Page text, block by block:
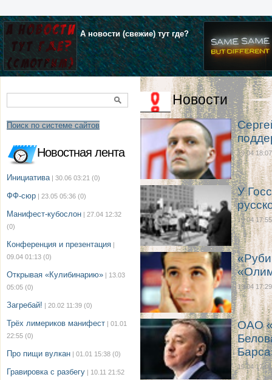
А новости (свежие) тут где?
Поиск по системе сайтов
Новостная лента
Инициатива | 30.06 03:21 (0)
ФФ-сюр | 23.05 05:36 (0)
Манифест-кубослон | 27.04 12:32
(0)
Конференция и презентация |
09.04 01:13 (0)
Открывая «Кулибинарию» | 13.03
05:05 (0)
Загребай! | 20.02 11:39 (0)
Трёх лимериков манифест | 01.01
22:55 (0)
Про пищи вулкан | 01.01 15:38 (0)
Гравировка с разбегу | 10.11 21:52
Новости
19.04 18:07
У
19.04 17:55
19.04 17:29
ОАО
19.04 17:01